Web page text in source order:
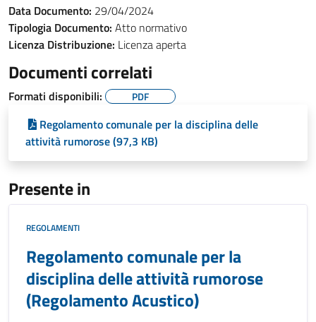
Data Documento: 29/04/2024
Tipologia Documento: Atto normativo
Licenza Distribuzione: Licenza aperta
Documenti correlati
Formati disponibili: PDF
Regolamento comunale per la disciplina delle
attività rumorose (97,3 KB)
Presente in
REGOLAMENTI
Regolamento comunale per la
disciplina delle attività rumorose
(Regolamento Acustico)